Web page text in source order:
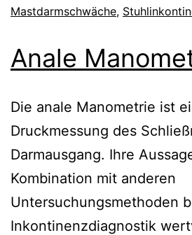
Mastdarmschwäche,
Anale
Die anale Manometrie ist
Druckmessung des
Darmausgang. Ihre
Kombination mit anderen
Untersuchungsmethoden
Inkontinenzdiagnostik